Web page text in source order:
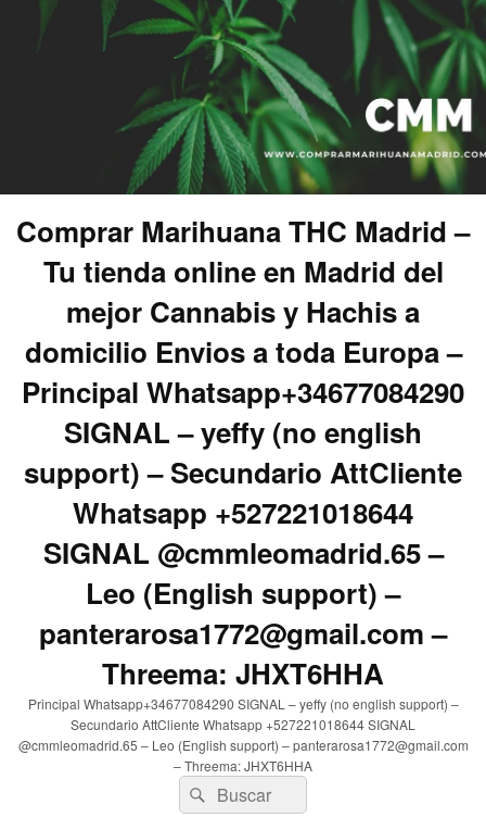
Comprar Marihuana THC Madrid –
Tu tienda online en Madrid del
mejor Cannabis y Hachis a
domicilio Envios a toda Europa –
Principal Whatsapp+34677084290
SIGNAL – yeffy (no english
support) – Secundario AttCliente
Whatsapp +527221018644
SIGNAL @cmmleomadrid.65 –
Leo (English support) –
panterarosa1772@gmail.com –
Threema: JHXT6HHA
Principal Whatsapp+34677084290 SIGNAL – yeffy (no english support) –
Secundario AttCliente Whatsapp +527221018644 SIGNAL
@cmmleomadrid.65 – Leo (English support) – panterarosa1772@gmail.com
– Threema: JHXT6HHA
Buscar
por:
Buscar